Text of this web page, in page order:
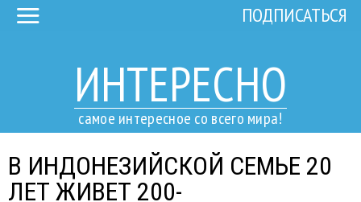
ИНТЕРЕСНО
самое интересное со всего мира!
ПОДПИСАТЬСЯ
В ИНДОНЕЗИЙСКОЙ СЕМЬЕ 20
ЛЕТ ЖИВЕТ 200-